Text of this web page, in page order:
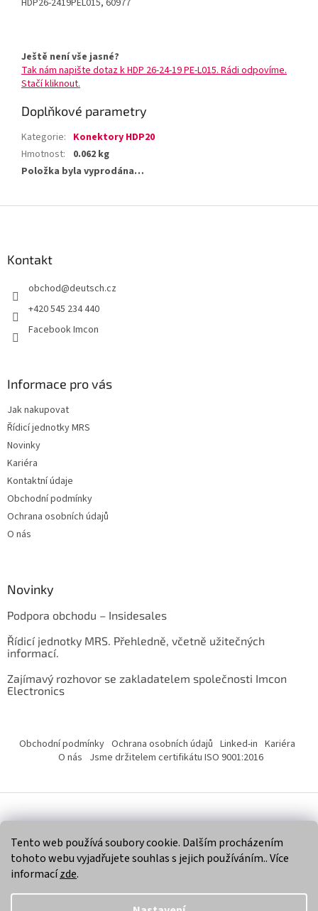
Tento web používá soubory cookie. Dalším procházením
tohoto webu vyjadřujete souhlas s jejich používáním.. Více
informacízde.
HDP26-2419PEL015, 60977
Ještě není vše jasné?
Tak nám napište dotaz k HDP 26-24-19 PE-L015. Rádi odpovíme.
Stačí kliknout.
Doplňkové parametry
Kategorie: Konektory HDP20
Hmotnost:
0.062 kg
Položka byla vyprodána…
Kontakt
obchod@deutsch.cz
+420 545 234 440
Facebook Imcon
Informace pro vás
Jak nakupovat
Řídicí jednotky MRS
Novinky
Kariéra
Kontaktní údaje
Obchodní podmínky
Ochrana osobních údajů
O nás
Novinky
Podpora obchodu – Insidesales
Řídicí jednotky MRS. Přehledně, včetně užitečných
informací.
Zajímavý rozhovor se zakladatelem společnosti Imcon
Electronics
Obchodní podmínky Ochrana osobních údajů Linked-in Kariéra
O nás Jsme držitelem certifikátu ISO 9001:2016
Copyright 2026